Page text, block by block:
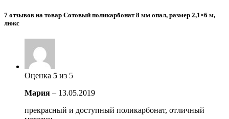
7 отзывов на товар Сотовый поликарбонат 8 мм опал, размер 2,1×6 м,
люкс
Оценка 5 из 5
Мария – 13.05.2019
прекрасный и доступный поликарбонат, отличный